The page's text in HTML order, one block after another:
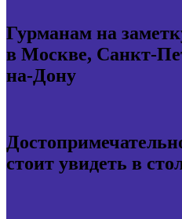
Гурманам на
в Москве, Санкт-
на-Дону
стоит увидеть в